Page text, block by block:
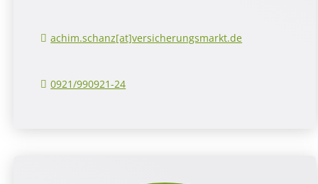
achim.schanz[at]versicherungsmarkt.de
0921/990921-24